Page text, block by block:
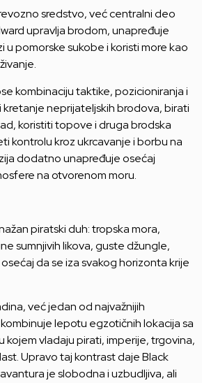
sredstvo, već centralni deo
upravlja brodom, unapređuje
u pomorske sukobe i koristi more kao
kombinaciju taktike, pozicioniranja i
kretanje neprijateljskih brodova, birati
koristiti topove i druga brodska
kontrolu kroz ukrcavanje i borbu na
dodatno unapređuje osećaj
na otvorenom moru.
piratski duh: tropska mora,
sumnjivih likova, guste džungle,
da se iza svakog horizonta krije
već jedan od najvažnijih
lepotu egzotičnih lokacija sa
kojem vladaju pirati, imperije, trgovina,
Upravo taj kontrast daje Black
je slobodna i uzbudljiva, ali